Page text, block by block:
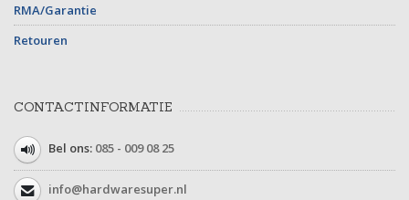
RMA/Garantie
Retouren
CONTACTINFORMATIE
Bel ons: 085 - 009 08 25
info@hardwaresuper.nl